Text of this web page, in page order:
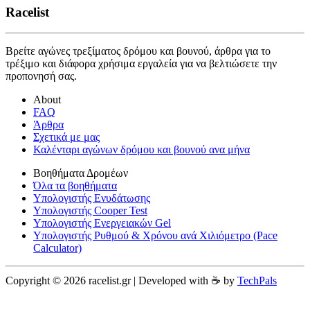
Racelist
Βρείτε αγώνες τρεξίματος δρόμου και βουνού, άρθρα για το
τρέξιμο και διάφορα χρήσιμα εργαλεία για να βελτιώσετε την
προπονησή σας.
About
FAQ
Άρθρα
Σχετικά με μας
Καλένταρι αγώνων δρόμου και βουνού ανα μήνα
Βοηθήματα Δρομέων
Όλα τα βοηθήματα
Υπολογιστής Ενυδάτωσης
Υπολογιστής Cooper Test
Υπολογιστής Ενεργειακών Gel
Υπολογιστής Ρυθμού & Χρόνου ανά Χιλιόμετρο (Pace
Calculator)
Copyright © 2026 racelist.gr | Developed with ☕️ by TechPals